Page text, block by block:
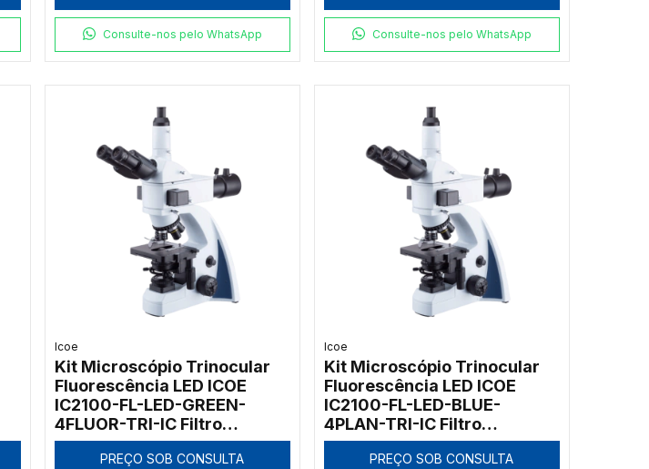
Consulte-nos pelo WhatsApp Consulte-nos pelo WhatsApp
Icoe
Kit Microscópio Trinocular
Fluorescência LED ICOE
IC2100-FL-LED-GREEN-
4FLUOR-TRI-IC Filtro
Excitação Verde 1000x
PREÇO SOB CONSULTA
Icoe
Kit Microscópio Trinocular
Fluorescência LED ICOE
IC2100-FL-LED-BLUE-
4PLAN-TRI-IC Filtro
Excitação Azul 1000x
PREÇO SOB CONSULTA